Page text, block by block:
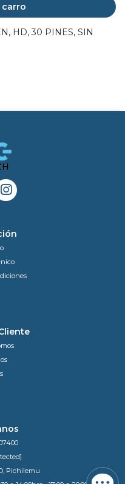
carro
HD, 30 PINES, SIN
Pichilemu